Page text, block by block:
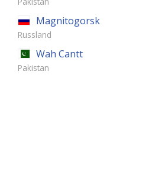
Magnitogorsk
Russland
Wah Cantt
Pakistan